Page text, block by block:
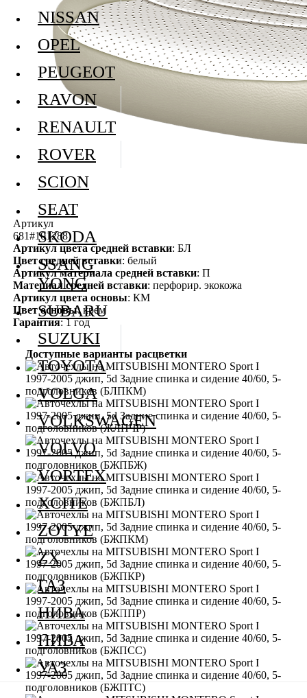
Артикул
681#101288
Артикул цвета средней вставки: БЛ
Цвет средней вставки: белый
Артикул материала средней вставки: П
Материал средней вставки: перфорир. экокожа
Артикул цвета основы: КМ
Цвет основы: крем
Гарантия: 1 год
Доступные варианты расцветки
NISSAN
OPEL
PEUGEOT
RAVON
RENAULT
ROVER
SCION
SEAT
SKODA
SSANG
YONG
SUBARU
SUZUKI
TOYOTA
VOLGA
VOLKSWAGEN
VOLVO
VORTEX
XCITE
ZOTYE
ZX
ГАЗ
НИВА
НИВА
УАЗ